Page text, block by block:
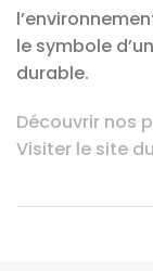
le symbole
durable.
Découvrir nos
Visiter le site